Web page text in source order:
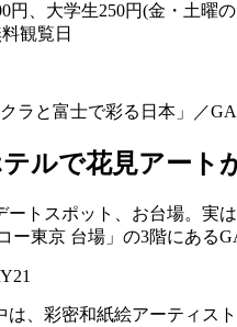
円、大学生250円(金・土曜
観覧日
ラと富士で彩る日本」／
ルで花見アー
ートスポット、お台場。実
ー東京 台場」の3階にある
は、彩密和紙絵アーティス